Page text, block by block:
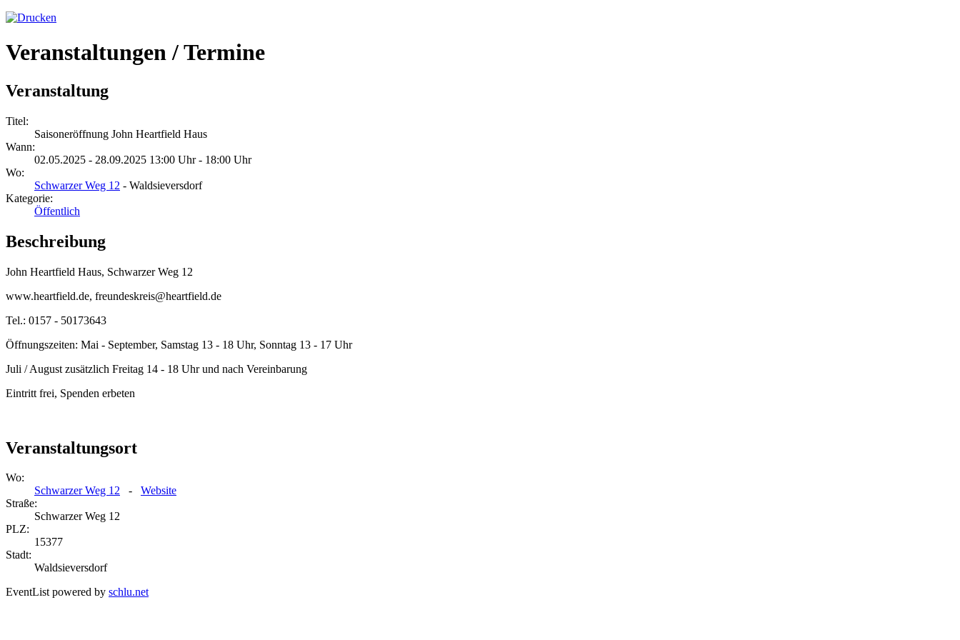
Veranstaltungen / Termine
Veranstaltung
Titel:
Saisoneröffnung John Heartfield Haus
Wann:
02.05.2025 - 28.09.2025 13:00 Uhr - 18:00 Uhr
Wo:
Schwarzer Weg 12 - Waldsieversdorf
Kategorie:
Öffentlich
Beschreibung
John Heartfield Haus, Schwarzer Weg 12
www.heartfield.de, freundeskreis@heartfield.de
Tel.: 0157 - 50173643
Öffnungszeiten: Mai - September, Samstag 13 - 18 Uhr, Sonntag 13 - 17 Uhr
Juli / August zusätzlich Freitag 14 - 18 Uhr und nach Vereinbarung
Eintritt frei, Spenden erbeten
Veranstaltungsort
Wo:
Schwarzer Weg 12 - Website
Straße:
Schwarzer Weg 12
PLZ:
15377
Stadt:
Waldsieversdorf
EventList powered by schlu.net